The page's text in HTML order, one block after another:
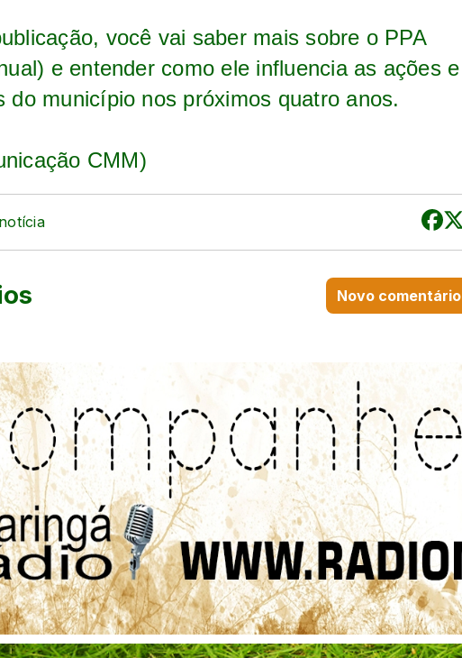
você vai saber mais sobre o PPA
e entender como ele influencia as ações e
do município nos próximos quatro anos.
CMM)
Novo comentário